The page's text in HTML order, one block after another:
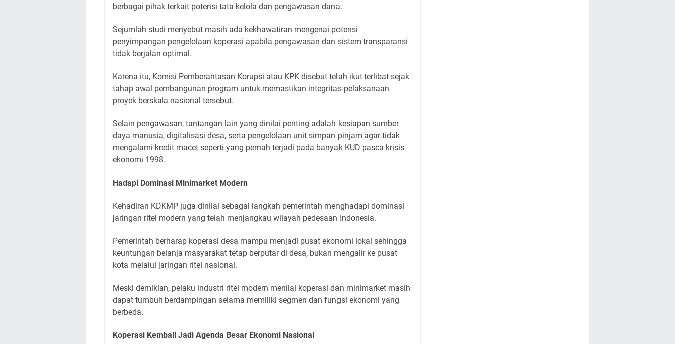
berbagai pihak terkait potensi tata kelola dan pengawasan dana.
Sejumlah studi menyebut masih ada kekhawatiran mengenai potensi
penyimpangan pengelolaan koperasi apabila pengawasan dan sistem transparansi
tidak berjalan optimal.
Karena itu, Komisi Pemberantasan Korupsi atau KPK disebut telah ikut terlibat sejak
tahap awal pembangunan program untuk memastikan integritas pelaksanaan
proyek berskala nasional tersebut.
Selain pengawasan, tantangan lain yang dinilai penting adalah kesiapan sumber
daya manusia, digitalisasi desa, serta pengelolaan unit simpan pinjam agar tidak
mengalami kredit macet seperti yang pernah terjadi pada banyak KUD pasca krisis
ekonomi 1998.
Hadapi Dominasi Minimarket Modern
Kehadiran KDKMP juga dinilai sebagai langkah pemerintah menghadapi dominasi
jaringan ritel modern yang telah menjangkau wilayah pedesaan Indonesia.
Pemerintah berharap koperasi desa mampu menjadi pusat ekonomi lokal sehingga
keuntungan belanja masyarakat tetap berputar di desa, bukan mengalir ke pusat
kota melalui jaringan ritel nasional.
Meski demikian, pelaku industri ritel modern menilai koperasi dan minimarket masih
dapat tumbuh berdampingan selama memiliki segmen dan fungsi ekonomi yang
berbeda.
Koperasi Kembali Jadi Agenda Besar Ekonomi Nasional